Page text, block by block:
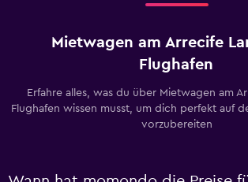
Mietwagen am Arrecife
Flughafen
Erfahre alles, was du über Mietwagen am
Flughafen wissen musst, um dich perfekt auf
vorzubereiten